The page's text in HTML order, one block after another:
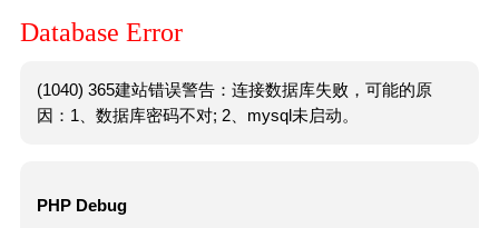
Database Error
(1040) 365建站错误警告：连接数据库失败，可能的原
因：1、数据库密码不对; 2、mysql未启动。
PHP Debug